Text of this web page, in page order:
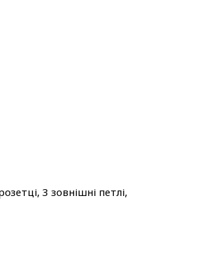
3 зовнішні петлі,